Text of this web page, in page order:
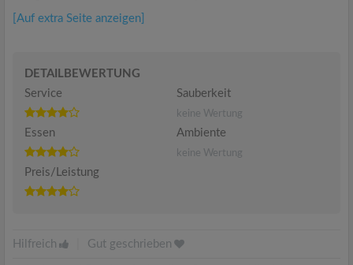
[Auf extra Seite anzeigen]
DETAILBEWERTUNG
Service
Sauberkeit
keine Wertung
Essen Ambiente
keine Wertung
Preis/Leistung
Hilfreich Gut geschrieben